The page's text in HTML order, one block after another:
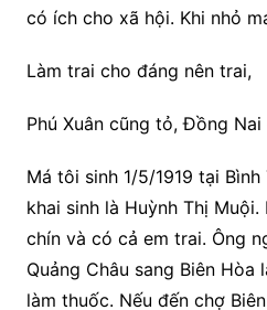
có ích cho xã hội. Khi nhỏ
Làm trai cho đáng nên trai,
Phú Xuân cũng tỏ, Đồng
Má tôi sinh 1/5/1919 tại
khai sinh là Huỳnh Thị
chín và có cả em trai. Ông
Quảng Châu sang Biên Hòa
làm thuốc. Nếu đến chợ